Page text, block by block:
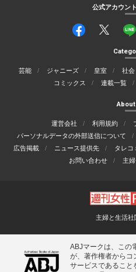
公式アカウン
芸能 ジャニーズ 皇室 社会
コミックス
連載一覧
運営会社 利用規約
パーソナルデータの外部送信について
広告掲載
ニュース提供先 タレコ
お問い合わせ
主
主婦と生活社
ABJマークは、この
が、著作権者からコ
サービスであること